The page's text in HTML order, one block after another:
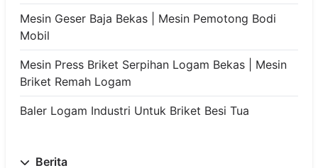
Mesin Geser Baja Bekas | Mesin Pemotong Bodi
Mobil
Mesin Press Briket Serpihan Logam Bekas | Mesin
Briket Remah Logam
Baler Logam Industri Untuk Briket Besi Tua
Berita